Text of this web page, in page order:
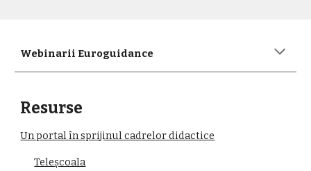
Webinarii Euroguidance
Resurse
Un portal în sprijinul cadrelor didactice
Teleșcoala